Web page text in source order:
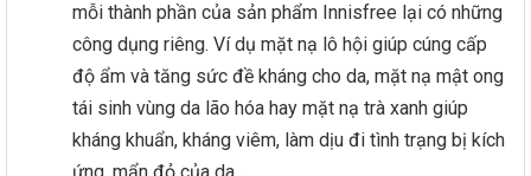
mỗi thành phần của sản phẩm Innisfree lại có những
công dụng riêng. Ví dụ mặt nạ lô hội giúp cúng cấp
độ ẩm và tăng sức đề kháng cho da, mặt nạ mật ong
tái sinh vùng da lão hóa hay mặt nạ trà xanh giúp
kháng khuẩn, kháng viêm, làm dịu đi tình trạng bị kích